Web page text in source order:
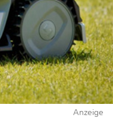
Anzeige